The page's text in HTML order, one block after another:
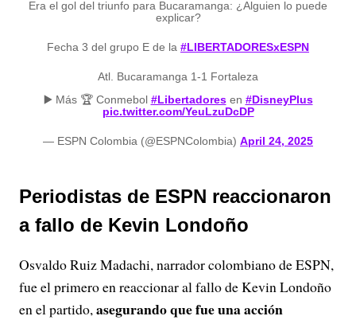
Era el gol del triunfo para Bucaramanga: ¿Alguien lo puede
explicar?
Fecha 3 del grupo E de la #LIBERTADORESxESPN
Atl. Bucaramanga 1-1 Fortaleza
▶️ Más 🏆 Conmebol #Libertadoresen #DisneyPlus
pic.twitter.com/YeuLzuDcDP
— ESPN Colombia (@ESPNColombia) April 24, 2025
Periodistas de ESPN reaccionaron
a fallo de Kevin Londoño
Osvaldo Ruiz Madachi, narrador colombiano de ESPN,
fue el primero en reaccionar al fallo de Kevin Londoño
en el partido,asegurando que fue una acción